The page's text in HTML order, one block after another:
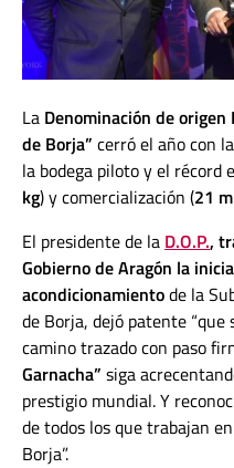
La Denominación de origen
de Borja” cerró el año con l
la bodega piloto y el récord
kg) y comercialización (21
El presidente de la D.O.P.,
Gobierno de Aragón la
acondicionamientode la
de Borja, dejó patente
camino trazado con paso
Garnacha” siga
prestigio mundial. Y
de todos los que trabajan
Borja”.